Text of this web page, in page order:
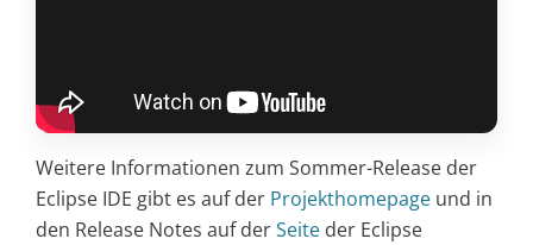
Weitere Informationen zum Sommer-Release der
Eclipse IDE gibt es auf der Projekthomepage und in
den Release Notes auf derSeite der Eclipse